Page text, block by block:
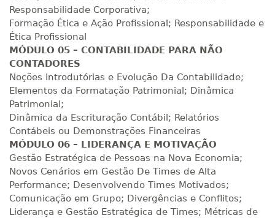
Responsabilidade Corporativa;
Formação Ética e Ação Profissional; Responsabilidade e
Ética Profissional
MÓDULO 05 – CONTABILIDADE PARA NÃO
CONTADORES
Noções Introdutórias e Evolução Da Contabilidade;
Elementos da Formatação Patrimonial; Dinâmica
Patrimonial;
Dinâmica da Escrituração Contábil; Relatórios
Contábeis ou Demonstrações Financeiras
MÓDULO 06 – LIDERANÇA E MOTIVAÇÃO
Gestão Estratégica de Pessoas na Nova Economia;
Novos Cenários em Gestão De Times de Alta
Performance; Desenvolvendo Times Motivados;
Comunicação em Grupo; Divergências e Conflitos;
Liderança e Gestão Estratégica de Times; Métricas de